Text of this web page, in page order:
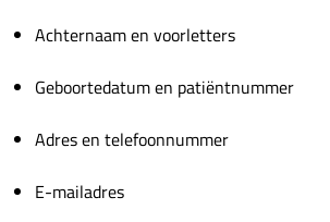
Achternaam en voorletters
Geboortedatum en patiëntnummer
Adres en telefoonnummer
E-mailadres